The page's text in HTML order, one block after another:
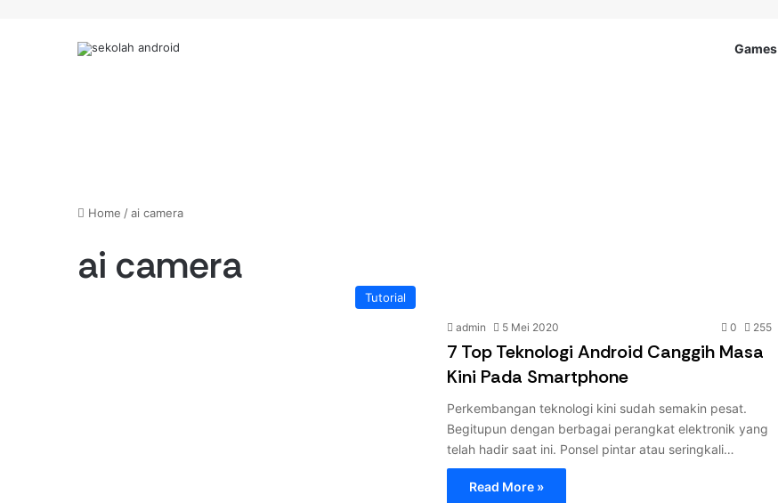
Games
Home /ai camera
ai camera
Tutorial
admin 5 Mei 2020 0 255
7 Top Teknologi Android Canggih Masa
Kini Pada Smartphone
Perkembangan teknologi kini sudah semakin pesat.
Begitupun dengan berbagai perangkat elektronik yang
telah hadir saat ini. Ponsel pintar atau seringkali…
Read More »